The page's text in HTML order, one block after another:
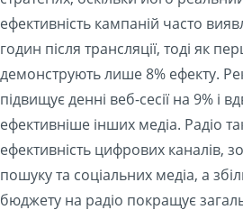
ефективність кампаній часто
годин після трансляції, тоді як
демонструють лише 8% ефекту.
підвищує денні веб-сесії на 9% і
ефективніше інших медіа. Радіо
ефективність цифрових каналів,
пошуку та соціальних медіа, а
бюджету на радіо покращує